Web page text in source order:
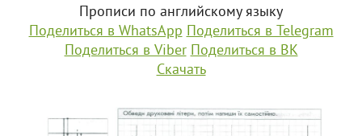
Прописи по английскому языку
Поделиться в WhatsApp Поделиться в Telegram
Поделиться в Viber Поделиться в ВК
Скачать